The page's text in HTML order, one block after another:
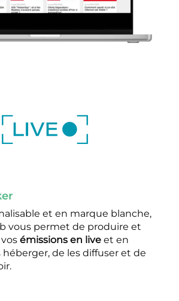
et en marque blanche,
vous permet de produire et
émissions en liveet en
héberger, de les diffuser et de